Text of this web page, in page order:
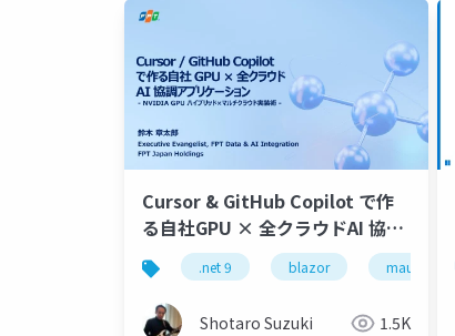
Cursor & GitHub Copilot で作
る自社GPU × 全クラウドAI 協調
アプリケーション- AI 駆動開発新
時代- NVIDIA GPU ハイブリッド
×マルチクラウド実装術-公開
.net 9 blazor maui
Shotaro Suzuki 1.5K